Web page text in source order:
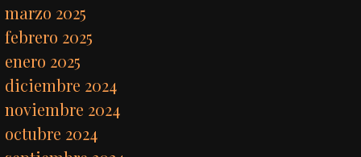
marzo 2025
febrero 2025
enero 2025
diciembre 2024
noviembre 2024
octubre 2024